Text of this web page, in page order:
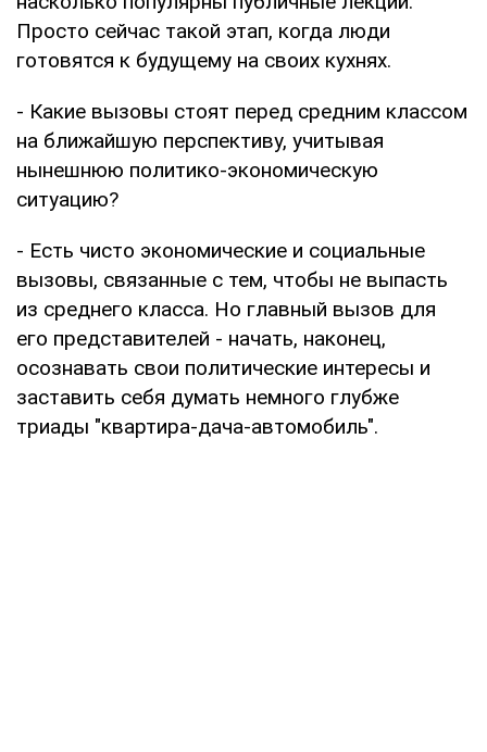
Просто сейчас такой этап, когда люди
готовятся к будущему на своих кухнях.
- Какие вызовы стоят перед средним классом
на ближайшую перспективу, учитывая
нынешнюю политико-экономическую
ситуацию?
- Есть чисто экономические и социальные
вызовы, связанные с тем, чтобы не выпасть
из среднего класса. Но главный вызов для
его представителей - начать, наконец,
осознавать свои политические интересы и
заставить себя думать немного глубже
триады "квартира-дача-автомобиль".